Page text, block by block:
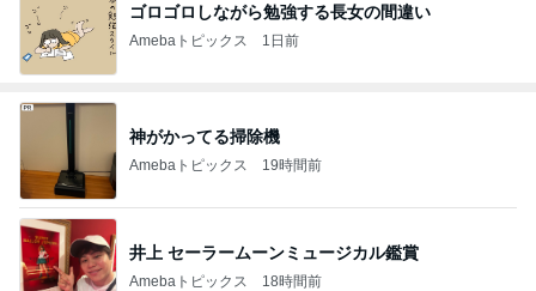
ゴロゴロしながら勉強する長女の間違い
Amebaトピックス 1日前
神がかってる掃除機
Amebaトピックス 19時間前
井上 セーラームーンミュージカル鑑賞
Amebaトピックス 18時間前